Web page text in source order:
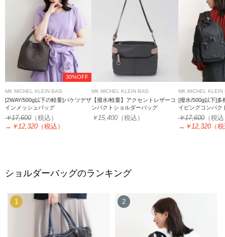
30%OFF
MK MICHEL KLEIN BAG
[2WAY/500g以下の軽量]バケツデザ
インメッシュバッグ
￥17,600 （税込）
→ ￥12,320 （税込）
MK MICHEL KLEIN BAG
【撥水/軽量】アクセントレザーコ
ンパクトショルダーバッグ
￥15,400 （税込）
MK MICHEL KLEIN
[撥水/500g以下]多
イピングコンパク
￥17,600（税
→ ￥12,320（
ショルダーバッグのランキング
1 2